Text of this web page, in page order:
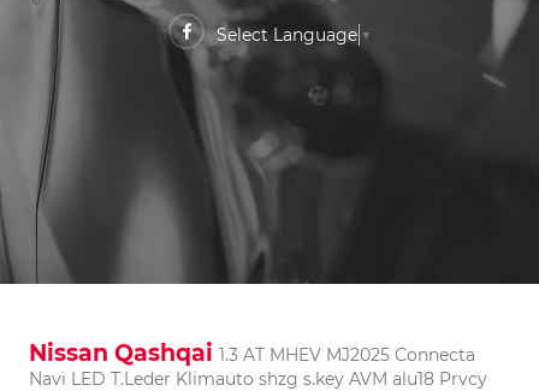
Select Language ▼
Nissan Qashqai 1.3 AT MHEV MJ2025 Connecta
Navi LED T.Leder Klimauto shzg s.key AVM alu18 Prvcy